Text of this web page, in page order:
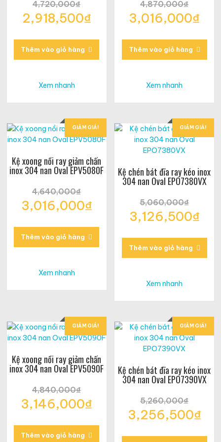
4,720,000₫
Giá
gốc
2,918,500₫
hiện
tại
là:
Thêm vào giỏ hàng
Xem nhanh
4,870,000₫
Giá
gốc
3,016,000₫
hiện
tại
là:
Thêm vào giỏ hàng
Xem nhanh
GIẢM GIÁ!
Kệ xoong nồi ray giảm chấn
inox 304 nan Oval EPV5080F
4,640,000₫
Giá
gốc
3,016,000₫
hiện
tại
là:
Thêm vào giỏ hàng
Xem nhanh
GIẢM GIÁ!
Kệ chén bát đĩa ray kéo inox
304 nan Oval EPO7380VX
5,060,000₫
Giá
gốc
3,126,500₫
hiện
tại
là:
Thêm vào giỏ hàng
Xem nhanh
GIẢM GIÁ!
Kệ xoong nồi ray giảm chấn
inox 304 nan Oval EPV5090F
4,840,000₫
Giá
gốc
4,840,000₫.
3,146,000₫
hiện
tại
Thêm vào giỏ hàng
GIẢM GIÁ!
Kệ chén bát đĩa ray kéo inox
304 nan Oval EPO7390VX
5,260,000₫
Giá
gốc
5,260,000₫.
3,256,500₫
hiện